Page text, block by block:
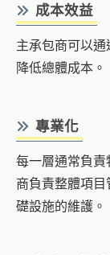
成本效益
主承包商可以
降低總體成本。
專業化
每一層通常負
商負責整體項
礎設施的維護。